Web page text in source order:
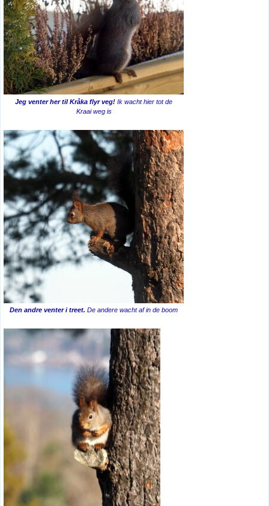
Jeg venter her til Kråka flyr veg! Ik wacht hier tot de
Kraai weg is
Den andre venter i treet. De andere wacht af in de boom